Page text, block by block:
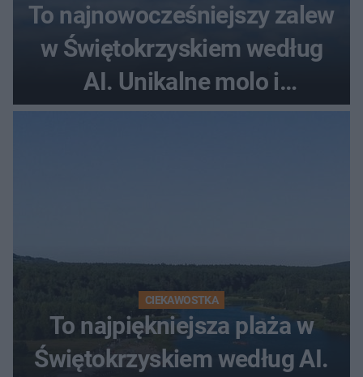
To najnowocześniejszy zalew
w Świętokrzyskiem według
AI. Unikalne molo i
promenada
CIEKAWOSTKA
To najpiękniejsza plaża w
Świętokrzyskiem według AI.